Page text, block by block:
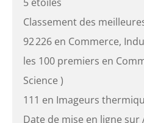
Classement des
92 226 en Commerce,
les 100 premiers en
Science )
111 en Imageurs
Date de mise en ligne